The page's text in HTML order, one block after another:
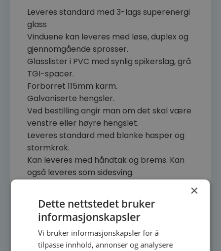
Leveres standard med 3-lags superenergi
glass
Vinduene kan leveres med løse, duplex og
gjennomgående sprosser.
Glasslister i PVC med synlig spikerslag, grå
TGI-spacer.
Forborret 115mm karm.
Galvaniserte hengsler.
Ved bestilling angir man om det skal være
venstre eller høyre hengslet.
Leveres standard med blanke hasper og
stormkrok.
Kan leveres med håndtak og brems. Kan
også leveres som sidesving.
Standard farge: Hvit NCS S 0502-Y
Estimert leveringstid 6-8 uker.
×
Dette nettstedet bruker
informasjonskapsler
Vi bruker informasjonskapsler for å
tilpasse innhold, annonser og analysere